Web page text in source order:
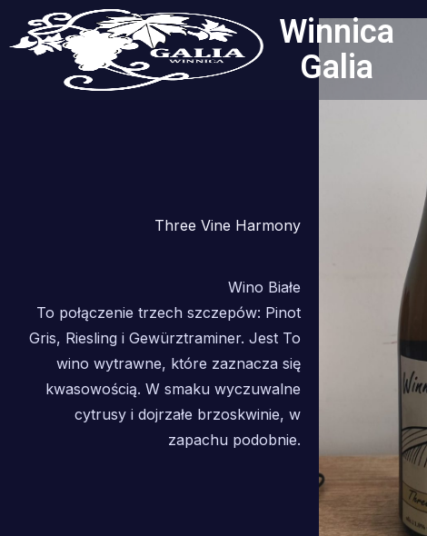
treści
Przejdź
Winnica
Galia
Three Vine Harmony
Wino Białe
To połączenie trzech szczepów: Pinot
Gris, Riesling i Gewürztraminer. Jest To
wino wytrawne, które zaznacza się
kwasowością. W smaku wyczuwalne
cytrusy i dojrzałe brzoskwinie, w
zapachu podobnie.